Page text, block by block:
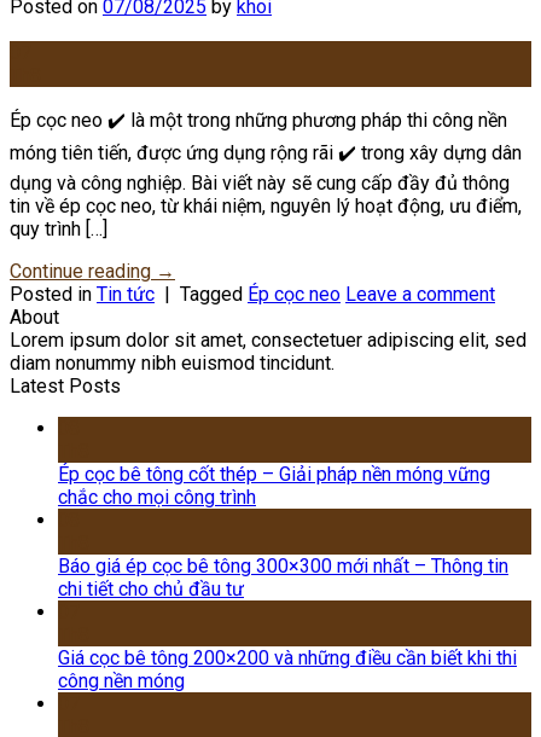
Posted on 07/08/2025 by khoi
Ép cọc neo ✔️ là một trong những phương pháp thi công nền
móng tiên tiến, được ứng dụng rộng rãi ✔️ trong xây dựng dân
dụng và công nghiệp. Bài viết này sẽ cung cấp đầy đủ thông
tin về ép cọc neo, từ khái niệm, nguyên lý hoạt động, ưu điểm,
quy trình […]
Continue reading →
Posted in Tin tức Tagged Ép cọc neo Leave a comment
About
Lorem ipsum dolor sit amet, consectetuer adipiscing elit, sed
diam nonummy nibh euismod tincidunt.
Latest Posts
Ép cọc bê tông cốt thép – Giải pháp nền móng vững
chắc cho mọi công trình
Báo giá ép cọc bê tông 300×300 mới nhất – Thông tin
chi tiết cho chủ đầu tư
Giá cọc bê tông 200×200 và những điều cần biết khi thi
công nền móng